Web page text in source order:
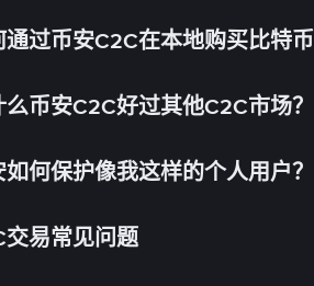
通过币安C2C在本地购买比特
么币安C2C好过其他C2C市场？
如何保护像我这样的个人用户？
交易常见问题